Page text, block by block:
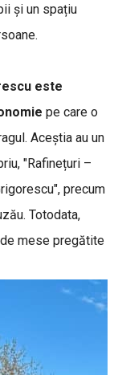
și un spațiu
este
pe care o
Aceștia au un
"Rafinețuri –
precum
Totodata,
mese pregătite